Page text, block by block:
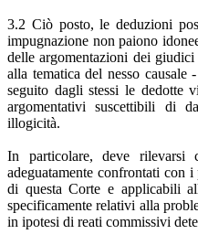
3.2 Ciò posto, le deduzioni
impugnazione non paiono
delle argomentazioni dei
alla tematica del nesso causale
seguito dagli stessi le dedotte
argomentativi suscettibili di
illogicità.
In particolare, deve
adeguatamente confrontati con
di questa Corte e applicabili
specificamente relativi alla
in ipotesi di reati commissivi